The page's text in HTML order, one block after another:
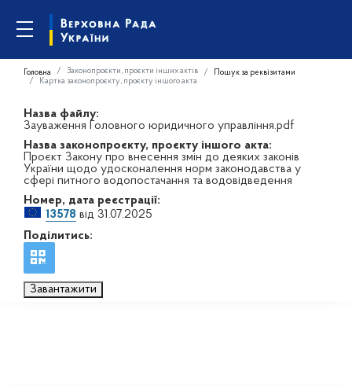
Головна Законопроєкти, проєкти інших актів
Пошук за реквізитами
Картка законопроєкту, проєкту іншого акта
Назва файлу:
Зауваження Головного юридичного управління.pdf
Назва законопроєкту, проєкту іншого акта:
Проєкт Закону про внесення змін до деяких законів
України щодо удосконалення норм законодавства у
сфері питного водопостачання та водовідведення
Номер, дата реєстрації:
13578 від 31.07.2025
Поділитись:
Завантажити